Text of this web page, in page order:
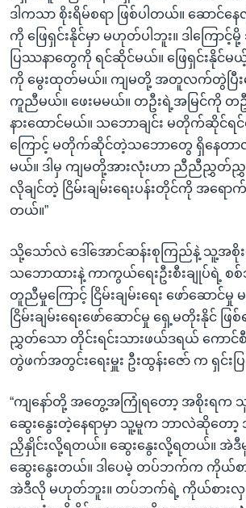
ဒါကသာ စိုးရိမ်စရာ ဖြစ်ပါတယ်။ ဆောင်န
ကို ဖြေရှင်းနိုင်မှာ မဟုတ်ပါဘူး။ ဒါကြောင့်
ပြဿနာတွေကို ရင်ဆိုင်မယ်။ ဖြေရှင်းနိုင်
ကို မွေးထုတ်မယ်။ ကျမတို့ အတူလက်တွဲပြီး
ကူညီမယ်။ ဖေးမမယ်။ တဦးရဲ့အမြင်ကို တဦ
နားထောင်မယ်။ သဘောချင်း မတိုက်ဆိုင်ရ
ကြောင့် မတိုက်ဆိုင်တဲ့သဘောတွေ ရှိနေတာ
မယ်။ ဒါမှ ကျမတို့အားလုံးဟာ ညီညီညွှတ်
လိုချင်တဲ့ ငြိမ်းချမ်းရေးပန်းတိုင်ကို အရောက်
တယ်။”
သို့သော်လဲ ဒေါ်အောင်ဆန်းစုကြည်နဲ့ သူ့အ
သဘောထားနဲ့ ကာကွယ်ရေးဦးစီးချုပ်ရဲ့
တူညီမှုကြောင့် ငြိမ်းချမ်းရေး ဖော်ဆောင်
ငြိမ်းချမ်းရေးဖော်ဆောင်မှု ရှေ့မတိုးနိုင်
ညွှတ်သော တိုင်းရင်းသားဖယ်ဒရယ် ကောင်စီ
တွဲဖက်အတွင်းရေးမှူး ဦးထွန်းဇော် က ရှင်းပ
“ကျနော်တို့ အတွေ့အကြုံရတော့ အစိုးရက
ဆွေးနွေးတဲ့နေရာမှာ သူ့မူက ဘာလဲဆိုတော့
ညှိနှိုင်းလို့ရတယ်။ ဆွေးနွေးလို့ရတယ်။ အဲဒီမူ
ဆွေးနွေးတယ်။ ဒါပေမဲ့ တပ်ဘက်က ကိုယ်စ
အဲဒီလို မဟုတ်ဘူး။ တပ်ဘက်ရဲ့ ကိုယ်စားလှယ်